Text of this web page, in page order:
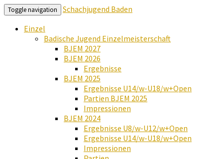
Toggle navigation
Schachjugend Baden
Einzel
Badische Jugend Einzelmeisterschaft
BJEM 2027
BJEM 2026
Ergebnisse
BJEM 2025
Ergebnisse U14/w-U18/w+Open
Partien BJEM 2025
Impressionen
BJEM 2024
Ergebnisse U8/w-U12/w+Open
Ergebnisse U14/w-U18/w+Open
Impressionen